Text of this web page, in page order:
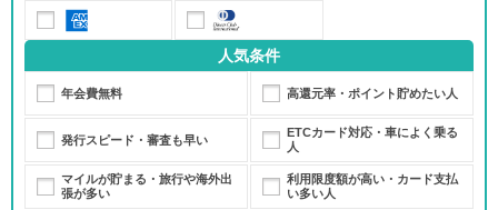
セゾンプラチナ・ビジネス・アメリカン・エキスプレス®・カード
人気条件
年会費無料 高還元率・ポイント貯めたい人
発行スピード・審査も早い
ETCカード対応・車によく乗る
人
マイルが貯まる・旅行や海外出
張が多い
利用限度額が高い・カード支払
い多い人